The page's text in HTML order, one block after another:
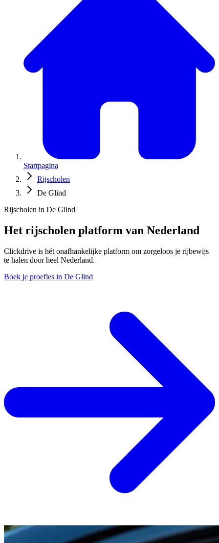
Startpagina
Rijscholen
De Glind
Rijscholen in De Glind
Het rijscholen platform van Nederland
Clickdrive is hét onafhankelijke platform om zorgeloos je rijbewijs
te halen door heel Nederland.
Boek je proefles in De Glind